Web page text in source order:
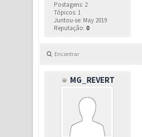
Postagens: 2
Tópicos: 1
Juntou-se: May 2019
Reputação: 0
Encontrar
MG_REVERT